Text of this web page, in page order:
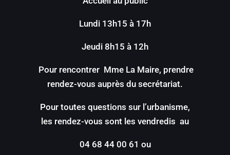
Lundi 13h15 à 17h
Jeudi 8h15 à 12h
Pour rencontrer Mme La Maire, prendre
rendez-vous auprès du secrétariat.
Pour toutes questions sur l’urbanisme,
les rendez-vous sont les vendredis au
04 68 44 00 61 ou